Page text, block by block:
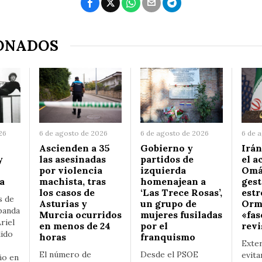
de
en
6 de agosto de 2026
Ascienden a 35
las asesinadas
por violencia
machista, tras
los casos de
Asturias y
Murcia ocurridos
en menos de 24
horas
El número de
6 de agosto de 2026
Gobierno y
partidos de
izquierda
homenajean a
‘Las Trece Rosas’,
un grupo de
mujeres fusiladas
por el
franquismo
Desde el PSOE
6 de
el